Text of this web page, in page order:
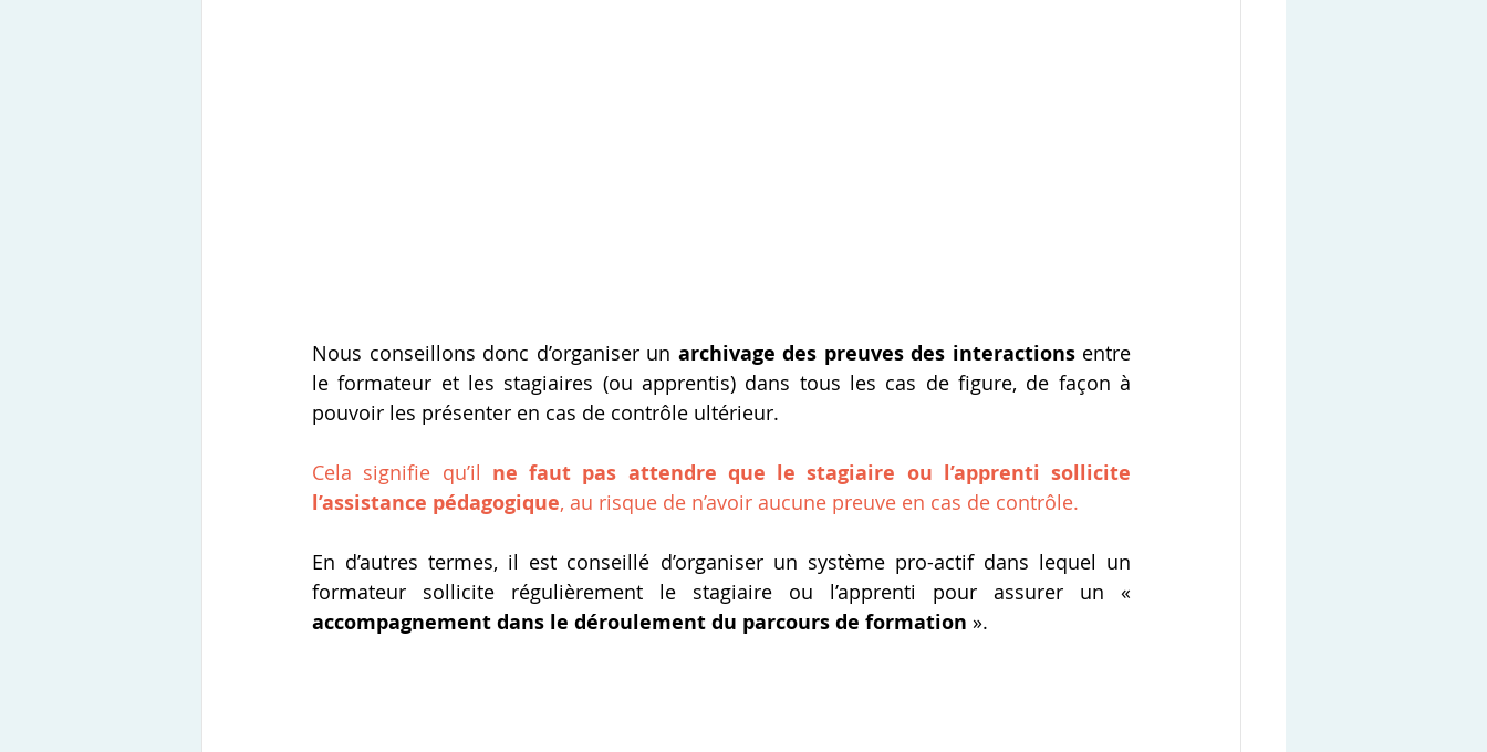
Nous conseillons donc d’organiser un archivage des preuves des interactions entre
le formateur et les stagiaires (ou apprentis) dans tous les cas de figure, de façon à
pouvoir les présenter en cas de contrôle ultérieur.
Cela signifie qu’il ne faut pas attendre que le stagiaire ou l’apprenti sollicite
l’assistance pédagogique, au risque de n’avoir aucune preuve en cas de contrôle.
En d’autres termes, il est conseillé d’organiser un système pro-actif dans lequel un
formateur sollicite régulièrement le stagiaire ou l’apprenti pour assurer un «
accompagnement dans le déroulement du parcours de formation ».